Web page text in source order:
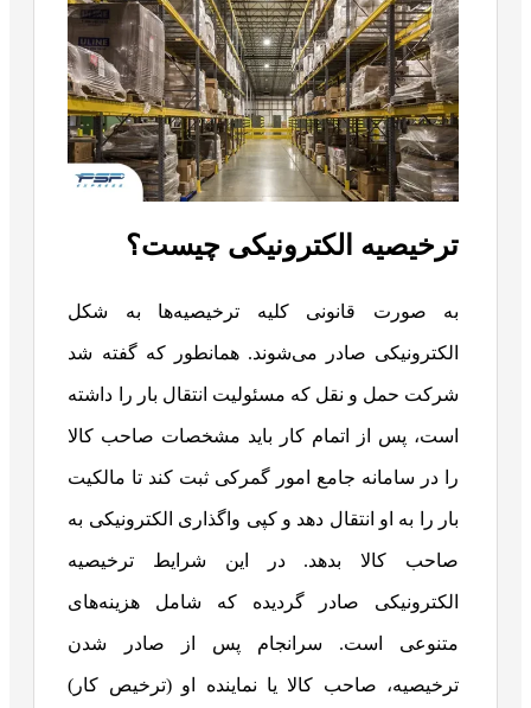
ترخیصیه الکترونیکی چیست؟
به صورت قانونی کلیه ترخیصیه‌ها به شکل
الکترونیکی صادر می‌شوند. همانطور که گفته شد
شرکت حمل‌ و نقل که مسئولیت انتقال بار را داشته
است، پس از اتمام کار باید مشخصات صاحب کالا
را در سامانه جامع امور گمرکی ثبت کند تا مالکیت
بار را به او انتقال دهد و کپی واگذاری الکترونیکی به
صاحب کالا بدهد. در این شرایط ترخیصیه
الکترونیکی صادر گردیده که شامل هزینه‌های
متنوعی است. سرانجام پس از صادر شدن
ترخیصیه، صاحب کالا یا نماینده او (ترخیص کار)